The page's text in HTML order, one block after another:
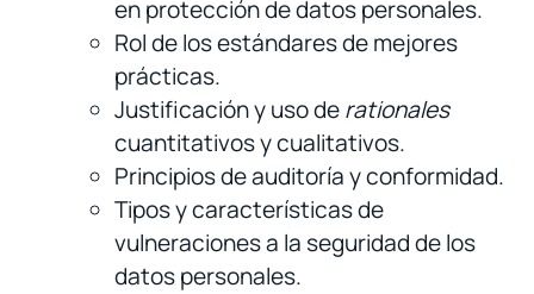
en protección de datos personales.
Rol de los estándares de mejores
prácticas.
Justificación y uso derationales
cuantitativos y cualitativos.
Principios de auditoría y conformidad.
Tipos y características de
vulneraciones a la seguridad de los
datos personales.